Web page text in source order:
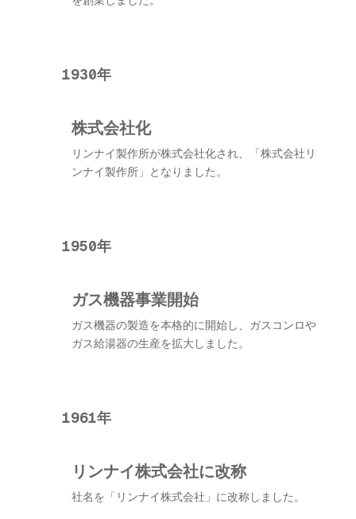
1930年
株式会社化
リンナイ製作所が株式会社化され、「株式会社リ
ンナイ製作所」となりました。
1950年
ガス機器事業開始
ガス機器の製造を本格的に開始し、ガスコンロや
ガス給湯器の生産を拡大しました。
1961年
リンナイ株式会社に改称
社名を「リンナイ株式会社」に改称しました。